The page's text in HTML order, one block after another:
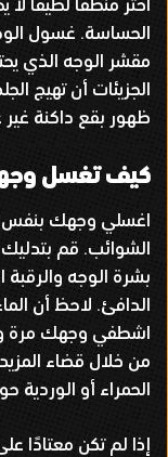
اختر منظفًا لطيفًا
الحساسة. غسول
مقشر الوجه الذي
الجزيئات أن تهيج
ظهور بقع داكنة غير
كيف تغسل
اغسلي وجهك بنفس
الشوائب. قم
بشرة الوجه والرقبة
الدافئ. لاحظ أن
اشطفي وجهك مرة
من خلال قضاء
الحمراء أو الوردية
إذا لم تكن معتادًا